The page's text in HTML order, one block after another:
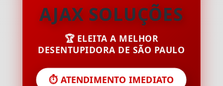
AJAX SOLUÇÕES
🏆 ELEITA A MELHOR
DESENTUPIDORA DE SÃO PAULO
⏱️ ATENDIMENTO IMEDIATO